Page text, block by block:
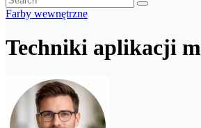
Farby wewnętrzne
Techniki aplikacji